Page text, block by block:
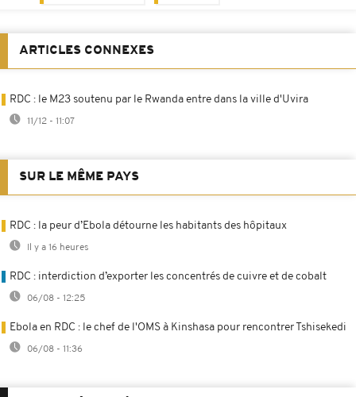
ARTICLES CONNEXES
RDC : le M23 soutenu par le Rwanda entre dans la ville d'Uvira
11/12 - 11:07
SUR LE MÊME PAYS
RDC : la peur d’Ebola détourne les habitants des hôpitaux
Il y a 16 heures
RDC : interdiction d’exporter les concentrés de cuivre et de cobalt
06/08 - 12:25
Ebola en RDC : le chef de l'OMS à Kinshasa pour rencontrer Tshisekedi
06/08 - 11:36